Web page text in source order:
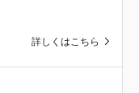
詳しくはこちら